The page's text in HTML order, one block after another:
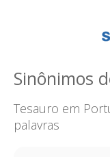
Sinônimos
Tesauro em
palavras